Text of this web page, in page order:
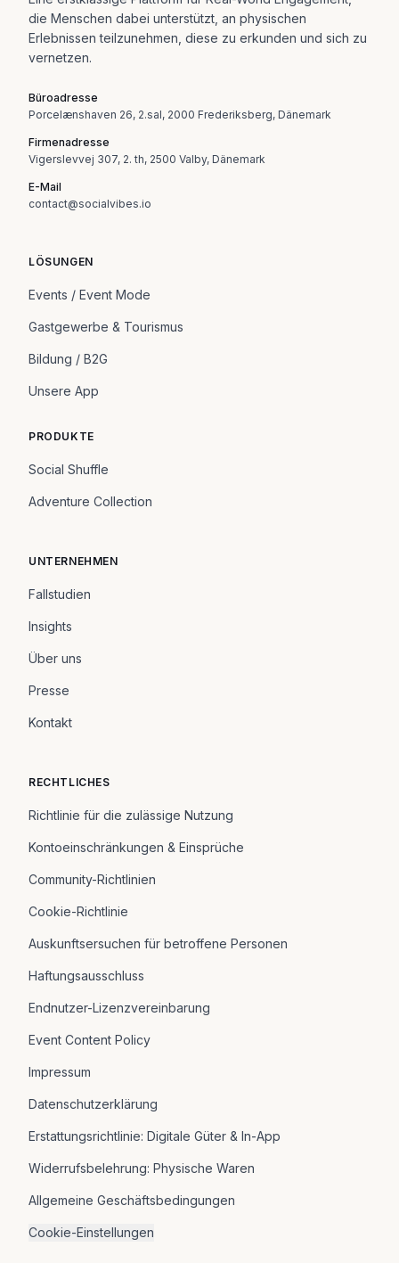
die Menschen dabei unterstützt, an physischen
Erlebnissen teilzunehmen, diese zu erkunden und sich zu
vernetzen.
Büroadresse
Porcelænshaven 26, 2.sal, 2000 Frederiksberg, Dänemark
Firmenadresse
Vigerslevvej 307, 2. th, 2500 Valby, Dänemark
E-Mail
contact@socialvibes.io
LÖSUNGEN
Events / Event Mode
Gastgewerbe & Tourismus
Bildung / B2G
Unsere App
PRODUKTE
Social Shuffle
Adventure Collection
UNTERNEHMEN
Fallstudien
Insights
Über uns
Presse
Kontakt
RECHTLICHES
Richtlinie für die zulässige Nutzung
Kontoeinschränkungen & Einsprüche
Community-Richtlinien
Cookie-Richtlinie
Auskunftsersuchen für betroffene Personen
Haftungsausschluss
Endnutzer-Lizenzvereinbarung
Event Content Policy
Impressum
Datenschutzerklärung
Erstattungsrichtlinie: Digitale Güter & In-App
Widerrufsbelehrung: Physische Waren
Allgemeine Geschäftsbedingungen
Cookie-Einstellungen